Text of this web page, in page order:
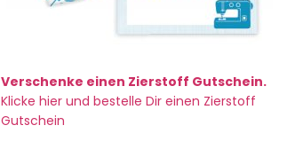
Verschenke einen Zierstoff Gutschein.
Klicke hier und bestelle Dir einen Zierstoff
Gutschein